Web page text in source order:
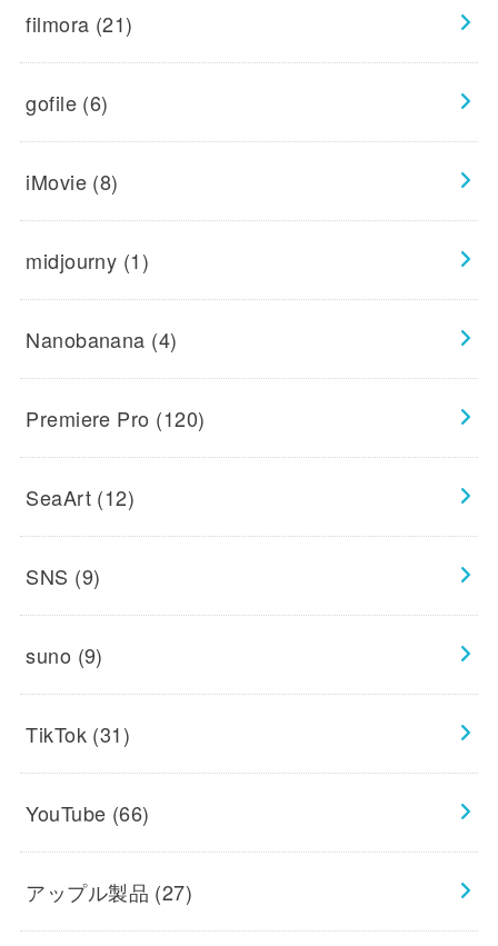
filmora (21)
gofile (6)
iMovie (8)
midjourny (1)
Nanobanana (4)
Premiere Pro (120)
SeaArt (12)
SNS (9)
suno (9)
TikTok (31)
YouTube (66)
アップル製品 (27)